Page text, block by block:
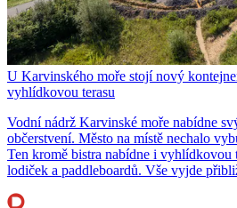
U Karvinského moře stojí nový
vyhlídkovou terasu
Vodní nádrž Karvinské moře nabídne
občerstvení. Město na místě nechalo
Ten kromě bistra nabídne i vyhlídkovou
lodiček a paddleboardů. Vše vyjde